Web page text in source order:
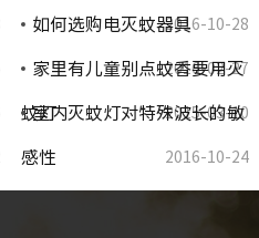
2016-10-28
如何选购电灭蚊器具
2016-02-27
家里有儿童别点蚊香要用灭
蚊灯 2015-03-10
室内灭蚊灯对特殊波长的敏
感性 2016-10-24